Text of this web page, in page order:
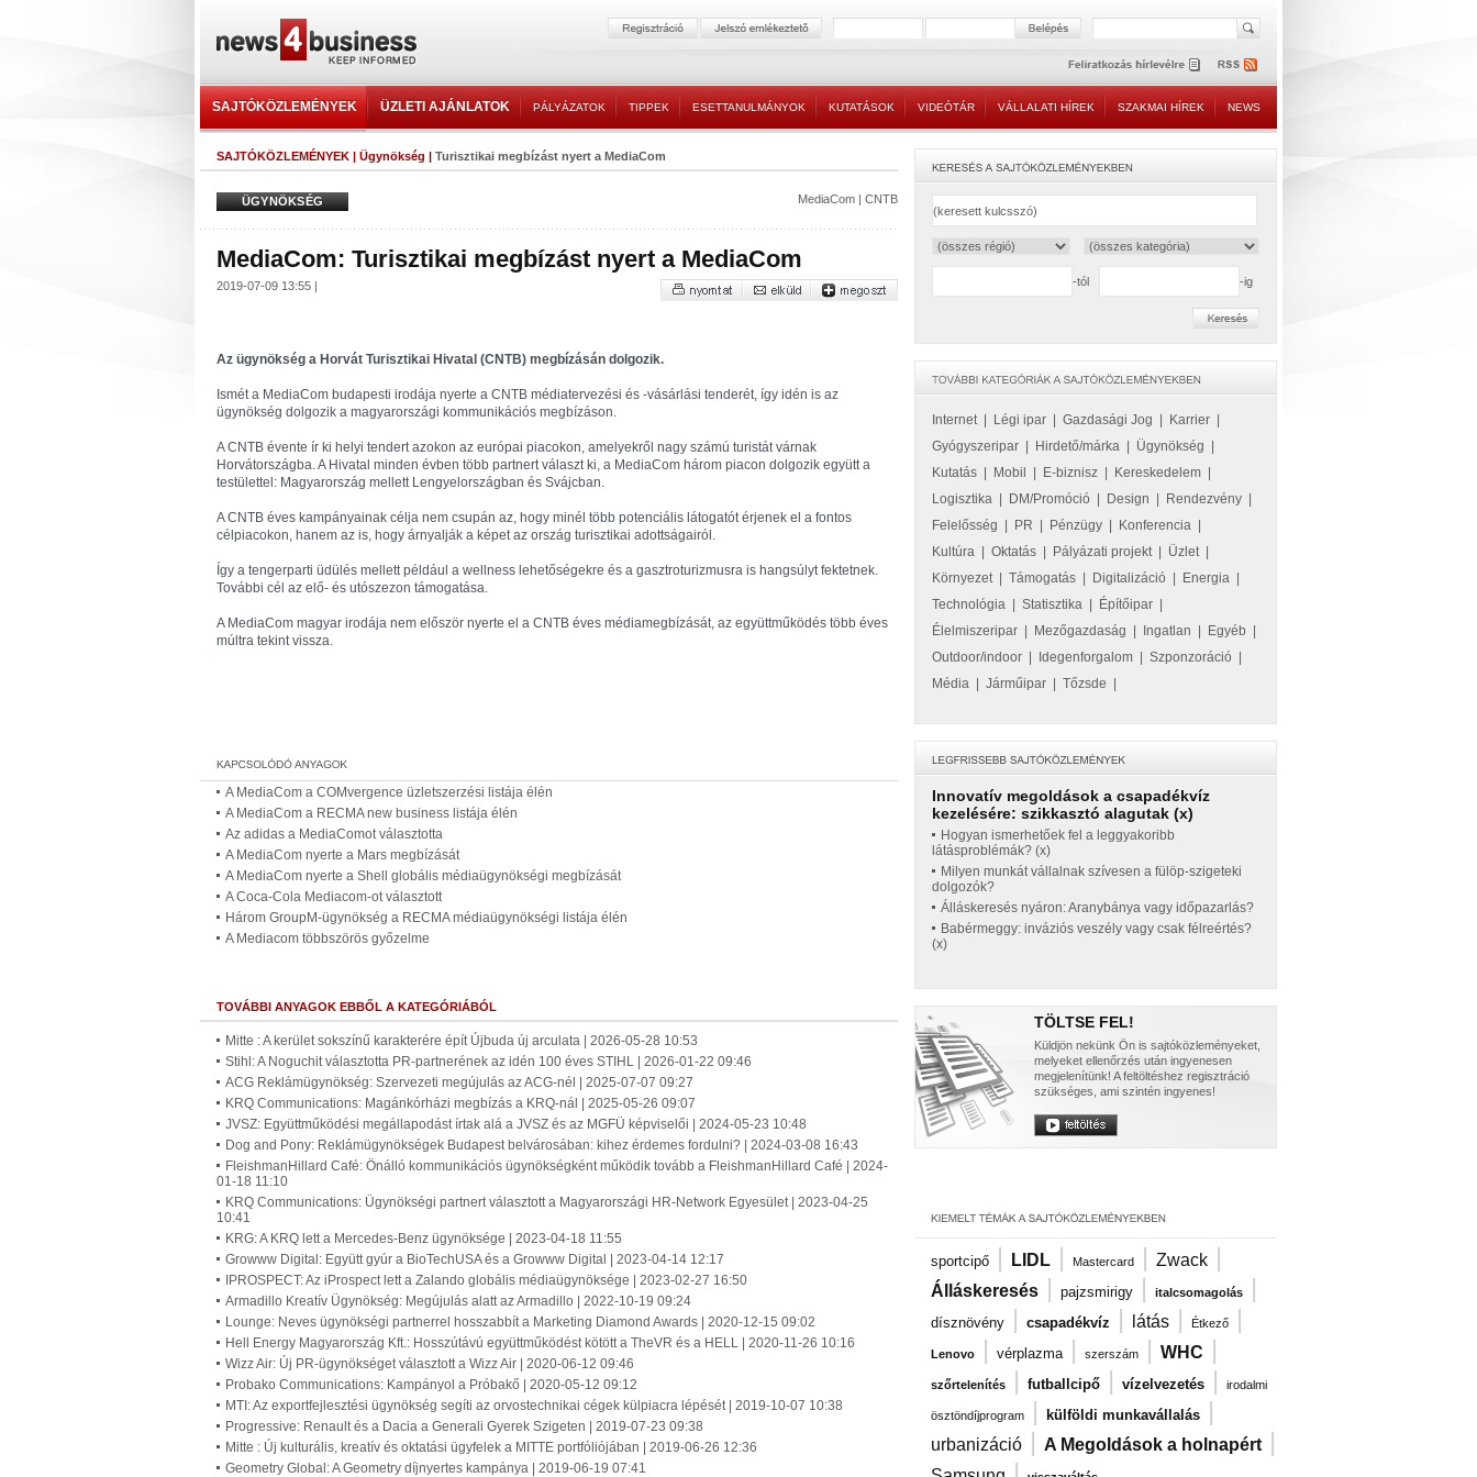
SAJTÓKÖZLEMÉNYEK ÜZLETI AJÁNLATOK PÁLYÁZATOK TIPPEK ESETTANULMÁNYOK KUTATÁSOK VIDEÓTÁR VÁLLALATI HÍREK SZAKMAI HÍREK NEWS
SAJTÓKÖZLEMÉNYEK | Ügynökség | Turisztikai megbízást nyert a MediaCom
ÜGYNÖKSÉG MediaCom | CNTB
MediaCom: Turisztikai megbízást nyert a MediaCom
2019-07-09 13:55 |
Az ügynökség a Horvát Turisztikai Hivatal (CNTB) megbízásán dolgozik.
Ismét a MediaCom budapesti irodája nyerte a CNTB médiatervezési és -vásárlási tenderét, így idén is az
ügynökség dolgozik a magyarországi kommunikációs megbízáson.
A CNTB évente ír ki helyi tendert azokon az európai piacokon, amelyekről nagy számú turistát várnak
Horvátországba. A Hivatal minden évben több partnert választ ki, a MediaCom három piacon dolgozik együtt a
testülettel: Magyarország mellett Lengyelországban és Svájcban.
A CNTB éves kampányainak célja nem csupán az, hogy minél több potenciális látogatót érjenek el a fontos
célpiacokon, hanem az is, hogy árnyalják a képet az ország turisztikai adottságairól.
Így a tengerparti üdülés mellett például a wellness lehetőségekre és a gasztroturizmusra is hangsúlyt fektetnek.
További cél az elő- és utószezon támogatása.
A MediaCom magyar irodája nem először nyerte el a CNTB éves médiamegbízását, az együttműködés több éves
múltra tekint vissza.
A MediaCom a COMvergence üzletszerzési listája élén
A MediaCom a RECMA new business listája élén
Az adidas a MediaComot választotta
A MediaCom nyerte a Mars megbízását
A MediaCom nyerte a Shell globális médiaügynökségi megbízását
A Coca-Cola Mediacom-ot választott
Három GroupM-ügynökség a RECMA médiaügynökségi listája élén
A Mediacom többszörös győzelme
TOVÁBBI ANYAGOK EBBŐL A KATEGÓRIÁBÓL
Mitte : A kerület sokszínű karakterére épít Újbuda új arculata | 2026-05-28 10:53
Stihl: A Noguchit választotta PR-partnerének az idén 100 éves STIHL | 2026-01-22 09:46
ACG Reklámügynökség: Szervezeti megújulás az ACG-nél | 2025-07-07 09:27
KRQ Communications: Magánkórházi megbízás a KRQ-nál | 2025-05-26 09:07
JVSZ: Együttműködési megállapodást írtak alá a JVSZ és az MGFÜ képviselői | 2024-05-23 10:48
Dog and Pony: Reklámügynökségek Budapest belvárosában: kihez érdemes fordulni? | 2024-03-08 16:43
FleishmanHillard Café: Önálló kommunikációs ügynökségként működik tovább a FleishmanHillard Café | 2024-
01-18 11:10
KRQ Communications: Ügynökségi partnert választott a Magyarországi HR-Network Egyesület | 2023-04-25
10:41
KRG: A KRQ lett a Mercedes-Benz ügynöksége | 2023-04-18 11:55
Growww Digital: Együtt gyúr a BioTechUSA és a Growww Digital | 2023-04-14 12:17
IPROSPECT: Az iProspect lett a Zalando globális médiaügynöksége | 2023-02-27 16:50
Armadillo Kreatív Ügynökség: Megújulás alatt az Armadillo | 2022-10-19 09:24
Lounge: Neves ügynökségi partnerrel hosszabbít a Marketing Diamond Awards | 2020-12-15 09:02
Hell Energy Magyarország Kft.: Hosszútávú együttműködést kötött a TheVR és a HELL | 2020-11-26 10:16
Wizz Air: Új PR-ügynökséget választott a Wizz Air | 2020-06-12 09:46
Probako Communications: Kampányol a Próbakő | 2020-05-12 09:12
MTI: Az exportfejlesztési ügynökség segíti az orvostechnikai cégek külpiacra lépését | 2019-10-07 10:38
Progressive: Renault és a Dacia a Generali Gyerek Szigeten | 2019-07-23 09:38
Mitte : Új kulturális, kreatív és oktatási ügyfelek a MITTE portfóliójában | 2019-06-26 12:36
Geometry Global: A Geometry díjnyertes kampánya | 2019-06-19 07:41
-tól -ig
Internet| Légi ipar Gazdasági Jog Karrier
Gyógyszeripar
Hirdető/márka Ügynökség
Kutatás
Mobil E-biznisz Kereskedelem
Logisztika
DM/Promóció Design Rendezvény
Felelősség
PR Pénzügy Konferencia
Kultúra
Oktatás Pályázati projekt| Üzlet|
Környezet| Támogatás Digitalizáció Energia
Technológia
Statisztika Építőipar
Élelmiszeripar
Mezőgazdaság Ingatlan Egyéb
Outdoor/indoor
Idegenforgalom Szponzoráció
Média
Járműipar Tőzsde
Innovatív megoldások a csapadékvíz
kezelésére: szikkasztó alagutak (x)
Hogyan ismerhetőek fel a leggyakoribb
látásproblémák? (x)
Milyen munkát vállalnak szívesen a fülöp-szigeteki
dolgozók?
Álláskeresés nyáron: Aranybánya vagy időpazarlás?
Babérmeggy: inváziós veszély vagy csak félreértés?
(x)
TÖLTSE FEL!
Küldjön nekünk Ön is sajtóközleményeket,
melyeket ellenőrzés után ingyenesen
megjelenítünk! A feltöltéshez regisztráció
szükséges, ami szintén ingyenes!
sportcipő | LIDL | Mastercard | Zwack |
Álláskeresés | pajzsmirigy | italcsomagolás |
dísznövény | csapadékvíz | látás | Étkező |
Lenovo | vérplazma | szerszám | WHC |
szőrtelenítés | futballcipő | vízelvezetés | irodalmi
ösztöndíjprogram | külföldi munkavállalás |
urbanizáció | A Megoldások a holnapért |